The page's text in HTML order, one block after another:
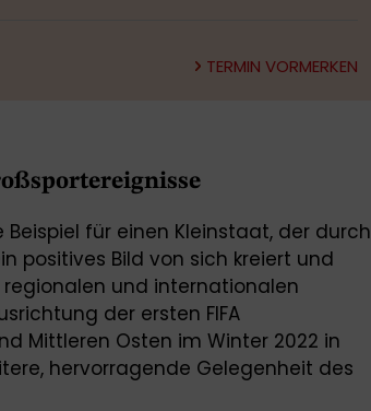
TERMIN VORMERKEN
für einen Kleinstaat, der durch
positives Bild von sich kreiert und
und internationalen
der ersten FIFA
Mittleren Osten im Winter 2022 in
hervorragende Gelegenheit des